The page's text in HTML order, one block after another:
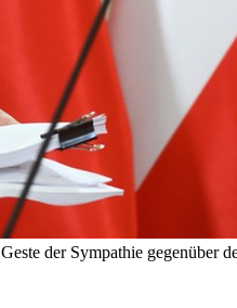
der Sympathie gegenüber